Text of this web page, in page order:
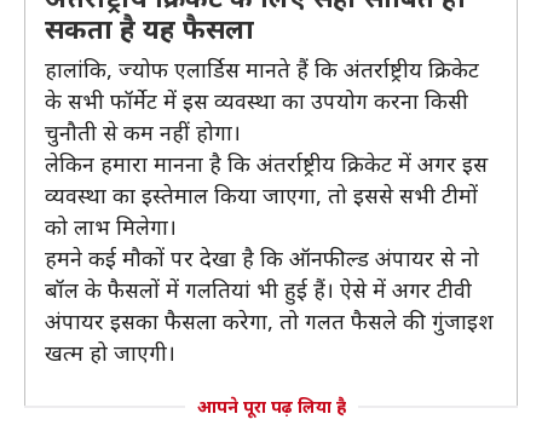
सकता है यह फैसला
हालांकि, ज्योफ एलार्डिस मानते हैं कि अंतर्राष्ट्रीय क्रिकेट
के सभी फॉर्मेट में इस व्यवस्था का उपयोग करना किसी
चुनौती से कम नहीं होगा।
लेकिन हमारा मानना है कि अंतर्राष्ट्रीय क्रिकेट में अगर इस
व्यवस्था का इस्तेमाल किया जाएगा, तो इससे सभी टीमों
को लाभ मिलेगा।
हमने कई मौकों पर देखा है कि ऑनफील्ड अंपायर से नो
बॉल के फैसलों में गलतियां भी हुई हैं। ऐसे में अगर टीवी
अंपायर इसका फैसला करेगा, तो गलत फैसले की गुंजाइश
खत्म हो जाएगी।
आपने पूरा पढ़ लिया है